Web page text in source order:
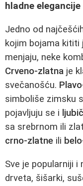
hladne elegancije
Jedno od
kojim bojama kititi
menjaju, neke
Crveno-zlatna je
svečanošću.
simboliše zimsku
pojavljuju se i
sa srebrnom ili
crno-zlatne ili
Sve je popularniji i
drveta, šišarki,